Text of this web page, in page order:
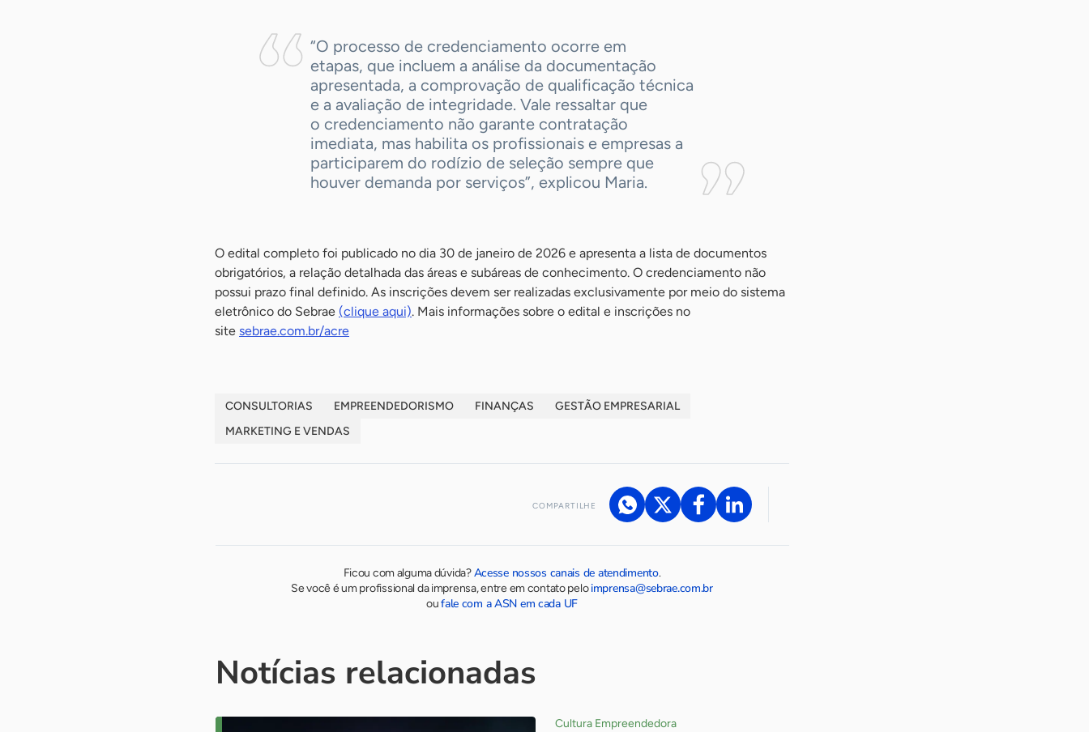
“O processo de credenciamento ocorre em
etapas, que incluem a análise da documentação
apresentada, a comprovação de qualificação técnica
e a avaliação de integridade. Vale ressaltar que
o credenciamento não garante contratação
imediata, mas habilita os profissionais e empresas a
participarem do rodízio de seleção sempre que
houver demanda por serviços”, explicou Maria.
O edital completo foi publicado no dia 30 de janeiro de 2026 e apresenta a lista de documentos
obrigatórios, a relação detalhada das áreas e subáreas de conhecimento. O credenciamento não
possui prazo final definido. As inscrições devem ser realizadas exclusivamente por meio do sistema
eletrônico do Sebrae (clique aqui). Mais informações sobre o edital e inscrições no
site sebrae.com.br/acre
CONSULTORIAS EMPREENDEDORISMO FINANÇAS
GESTÃO EMPRESARIAL
MARKETING E VENDAS
COMPARTILHE
Ficou com alguma dúvida?Acesse nossos canais de atendimento.
Se você é um profissional da imprensa, entre em contato peloimprensa@sebrae.com.br
oufale com a ASN em cada UF
Notícias relacionadas
Cultura Empreendedora